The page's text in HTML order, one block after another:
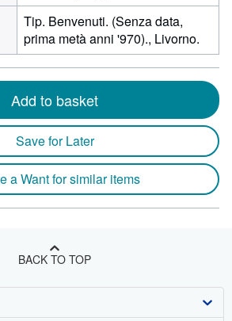
Tip. Benvenuti. (Senza data,
prima metà anni '970)., Livorno.
Add to basket
Save for Later
a Want for similar items
BACK TO TOP